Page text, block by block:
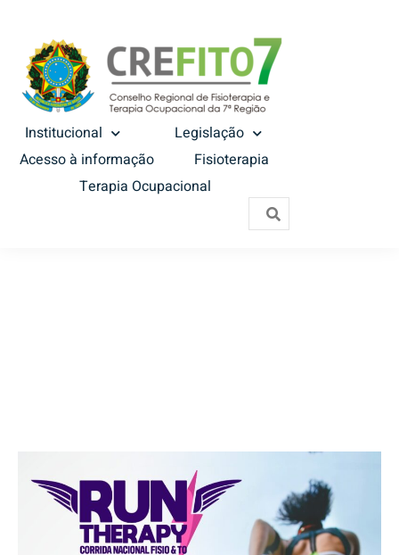
Institucional
Legislação
Acesso à informação
Fisioterapia
Terapia Ocupacional